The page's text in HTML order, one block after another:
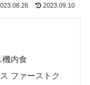
2023.09.10
機内食
ファーストク